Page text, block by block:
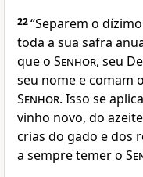
22“Separem o
toda a sua safra
que o Senhor, seu
seu nome e comam
Senhor. Isso se
vinho novo, do
crias do gado e dos
a sempre temer o